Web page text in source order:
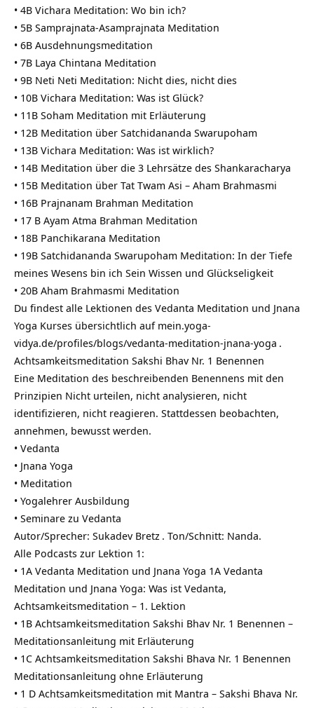
• 4B Vichara Meditation: Wo bin ich?
• 5B Samprajnata-Asamprajnata Meditation
• 6B Ausdehnungsmeditation
• 7B Laya Chintana Meditation
• 9B Neti Neti Meditation: Nicht dies, nicht dies
• 10B Vichara Meditation: Was ist Glück?
• 11B Soham Meditation mit Erläuterung
• 12B Meditation über Satchidananda Swarupoham
• 13B Vichara Meditation: Was ist wirklich?
• 14B Meditation über die 3 Lehrsätze des Shankaracharya
• 15B Meditation über Tat Twam Asi – Aham Brahmasmi
• 16B Prajnanam Brahman Meditation
• 17 B Ayam Atma Brahman Meditation
• 18B Panchikarana Meditation
• 19B Satchidananda Swarupoham Meditation: In der Tiefe
meines Wesens bin ich Sein Wissen und Glückseligkeit
• 20B Aham Brahmasmi Meditation
Du findest alle Lektionen des Vedanta Meditation und Jnana
Yoga Kurses übersichtlich auf mein.yoga-
vidya.de/profiles/blogs/vedanta-meditation-jnana-yoga .
Achtsamkeitsmeditation Sakshi Bhav Nr. 1 Benennen
Eine Meditation des beschreibenden Benennens mit den
Prinzipien Nicht urteilen, nicht analysieren, nicht
identifizieren, nicht reagieren. Stattdessen beobachten,
annehmen, bewusst werden.
• Vedanta
• Jnana Yoga
• Meditation
• Yogalehrer Ausbildung
• Seminare zu Vedanta
Autor/Sprecher: Sukadev Bretz . Ton/Schnitt: Nanda.
Alle Podcasts zur Lektion 1:
• 1A Vedanta Meditation und Jnana Yoga 1A Vedanta
Meditation und Jnana Yoga: Was ist Vedanta,
Achtsamkeitsmeditation – 1. Lektion
• 1B Achtsamkeitsmeditation Sakshi Bhav Nr. 1 Benennen –
Meditationsanleitung mit Erläuterung
• 1C Achtsamkeitsmeditation Sakshi Bhava Nr. 1 Benennen
Meditationsanleitung ohne Erläuterung
• 1 D Achtsamkeitsmeditation mit Mantra – Sakshi Bhava Nr.